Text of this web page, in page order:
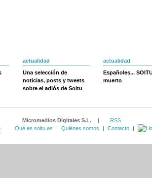
actualidad
Una selección de
noticias, posts y tweets
sobre el adiós de Soitu
actualidad
Españoles...
muerto
Micromedios Digitales S.L. |
RSS
Qué es soitu.es
| Quiénes somos | Contacto |